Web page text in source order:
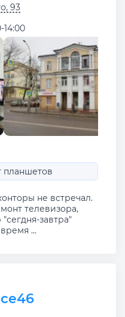
93
14:00
планшетов
не встречал.
телевизора,
завтра"
...